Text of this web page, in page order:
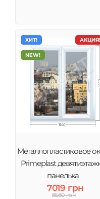
АКЦИЯ!
ХИТ!
NEW!
Металлопластиковое
Primeplast
панелька
7019 грн
8580 грн